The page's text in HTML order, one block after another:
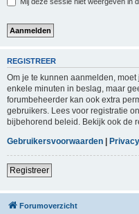
REGISTREER
Om je te kunnen aanmelden,
enkele minuten in beslag, maar
forumbeheerder kan ook extra
gebruikers. Lees voor registratie
bijbehorend beleid. Bekijk ook de
Gebruikersvoorwaarden |
Registreer
Forumoverzicht